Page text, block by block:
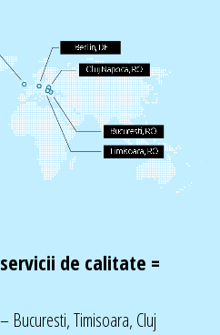
de calitate =
Bucuresti, Timisoara, Cluj